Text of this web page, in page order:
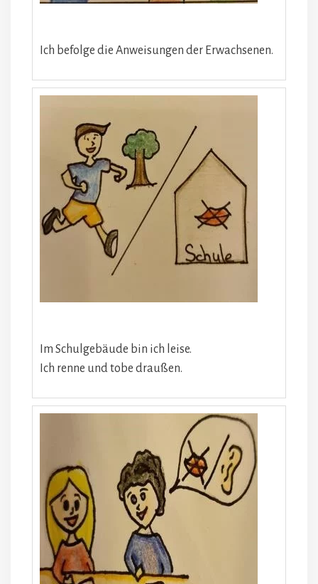
Ich befolge die Anweisungen der Erwachsenen.
Im Schulgebäude bin ich leise.
Ich renne und tobe draußen.